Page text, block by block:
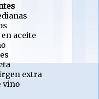
aceite
extra
vino